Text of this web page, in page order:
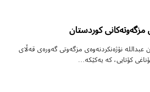
مزگەوتەکانی کوردستان
عبداللە نۆژەنکردنەوەی مزگەوتی گەورەی قەڵای
کۆتایی، کە یەکێکە…